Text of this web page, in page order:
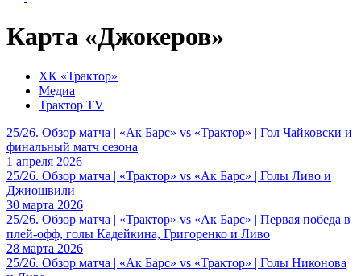
Карта «Джокеров»
ХК «Трактор»
Медиа
Трактор TV
25/26. Обзор матча | «Ак Барс» vs «Трактор» | Гол Чайковски и
финальный матч сезона
1 апреля 2026
25/26. Обзор матча | «Трактор» vs «Ак Барс» | Голы Ливо и
Джиошвили
30 марта 2026
25/26. Обзор матча | «Трактор» vs «Ак Барс» | Первая победа в
плей-офф, голы Кадейкина, Григоренко и Ливо
28 марта 2026
25/26. Обзор матча | «Ак Барс» vs «Трактор» | Голы Никонова